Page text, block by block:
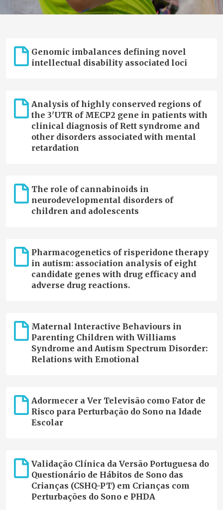
Genomic imbalances defining novel
intellectual disability associated loci
Analysis of highly conserved regions of
the 3'UTR of MECP2 gene in patients with
clinical diagnosis of Rett syndrome and
other disorders associated with mental
retardation
The role of cannabinoids in
neurodevelopmental disorders of
children and adolescents
Pharmacogenetics of risperidone therapy
in autism: association analysis of eight
candidate genes with drug efficacy and
adverse drug reactions.
Maternal Interactive Behaviours in
Parenting Children with Williams
Syndrome and Autism Spectrum Disorder:
Relations with Emotional
Adormecer a Ver Televisão como Fator de
Risco para Perturbação do Sono na Idade
Escolar
Validação Clínica da Versão Portuguesa do
Questionário de Hábitos de Sono das
Crianças (CSHQ-PT) em Crianças com
Perturbações do Sono e PHDA